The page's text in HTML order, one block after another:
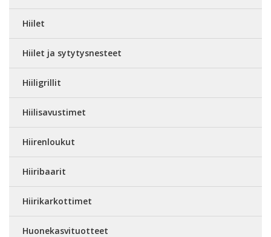
Hiilet
Hiilet ja sytytysnesteet
Hiiligrillit
Hiilisavustimet
Hiirenloukut
Hiiribaarit
Hiirikarkottimet
Huonekasvituotteet